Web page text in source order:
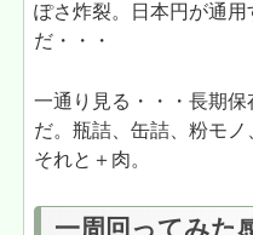
ぽさ炸裂。日本円が通
だ・・・
一通り見る・・・長期
だ。瓶詰、缶詰、粉モノ
それと＋肉。
一周回ってみた